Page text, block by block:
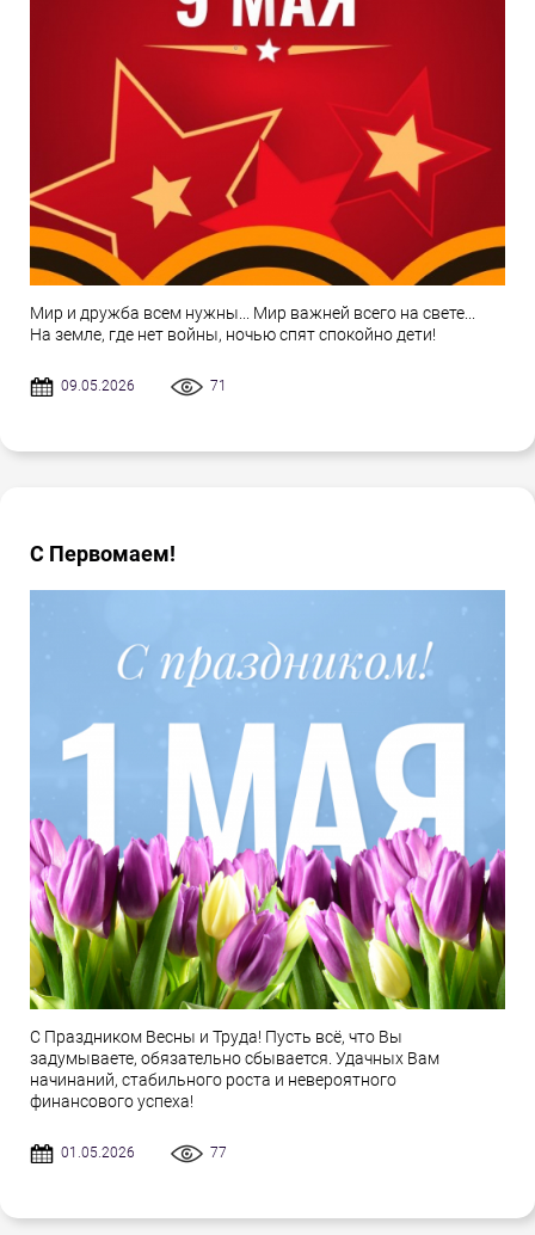
Мир и дружба всем нужны... Мир важней всего на свете...
На земле, где нет войны, ночью спят спокойно дети!
09.05.2026 71
С Первомаем!
С Праздником Весны и Труда! Пусть всё, что Вы
задумываете, обязательно сбывается. Удачных Вам
начинаний, стабильного роста и невероятного
финансового успеха!
01.05.2026 77